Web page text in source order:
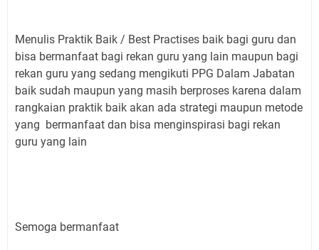
Menulis Praktik Baik / Best Practises baik bagi guru dan
bisa bermanfaat bagi rekan guru yang lain maupun bagi
rekan guru yang sedang mengikuti PPG Dalam Jabatan
baik sudah maupun yang masih berproses karena dalam
rangkaian praktik baik akan ada strategi maupun metode
yang bermanfaat dan bisa menginspirasi bagi rekan
guru yang lain
Semoga bermanfaat